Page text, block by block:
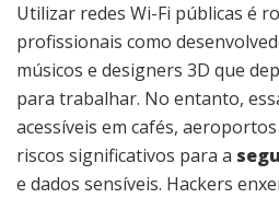
Utilizar redes Wi-Fi públicas é
profissionais como
músicos e designers 3D que
para trabalhar. No entanto,
acessíveis em cafés,
riscos significativos para a
e dados sensíveis. Hackers